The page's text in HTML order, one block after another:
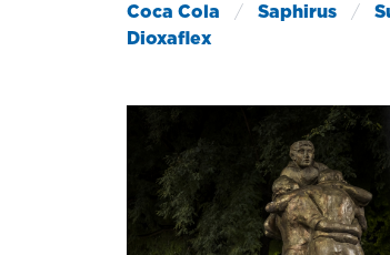
Coca Cola / Saphirus /
Dioxaflex